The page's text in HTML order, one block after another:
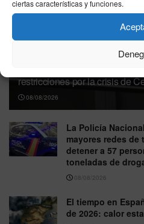
ciertas características y funciones.
España impone controles
restricciones por la crisis de
08/08/2026
La Policía
mayores redes
detener a 57
toneladas de
08/08/2026
El tiempo en
de 2026: calor